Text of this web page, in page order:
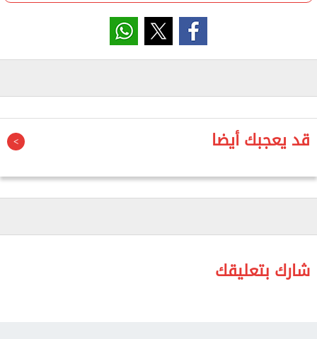
وأكدت النائبة أن حديقة الزهرية تعد واحدة من أهم
الحدائق التاريخية في مصر، وترجع نشأتها إلى عصر
الخديوي إسماعيل، كما تضم مجموعات نباتية وأشجارًا
القاهرة، مشيرة إلى أن الجدل الدائر حول أعمال التطوير
الجارية داخل الحديقة أثار مخاوف واسعة بشأن الحفاظ
على قيمتها البيئية والتراثية.
وطالبت السعدني الحكومة بتوضيح طبيعة المشروع
الجاري تنفيذه داخل الحديقة، والجهات المالكة والمنفذة
من الجهات المختصة بحماية التراث والحدائق التاريخية،
نقلها أو إزالتها منذ بدء الأعمال، وما إذا كانت قد أُجريت
قد يعجبك أيضا
شارك بتعليقك